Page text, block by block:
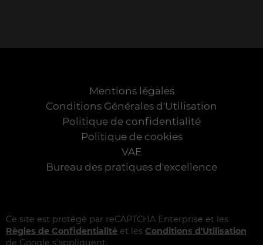
Mentions légales
Conditions Générales d'Utilisation
Politique de confidentialité
Politique de cookies
VAE
Bureau des pratiques d'excellence
Ce site est protégé par reCAPTCHA Enterprise et les
Règles de Confidentialité et les Conditions d'Utilisation
de Google s'appliquent.